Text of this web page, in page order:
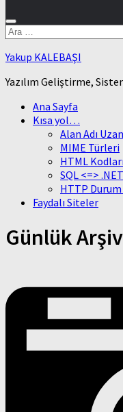
Arama:
Yakup KALEBAŞI
Yazılım Geliştirme,
Ana Sayfa
Kısa yol…
Alan Adı
MIME Türleri
HTML Kodları
SQL <=>
HTTP
Faydalı Siteler
Günlük